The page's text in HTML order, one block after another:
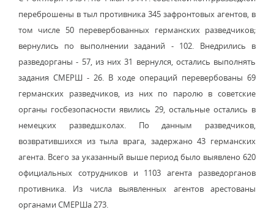
переброшены в тыл противника 345 зафронтовых агентов, в
том числе 50 перевербованных германских разведчиков;
вернулись по выполнении заданий - 102. Внедрились в
разведорганы - 57, из них 31 вернулся, остались выполнять
задания СМЕРШ - 26. В ходе операций перевербованы 69
германских разведчиков, из них по паролю в советские
органы госбезопасности явились 29, остальные остались в
немецких разведшколах. По данным разведчиков,
возвратившихся из тыла врага, задержано 43 германских
агента. Всего за указанный выше период было выявлено 620
официальных сотрудников и 1103 агента разведорганов
противника. Из числа выявленных агентов арестованы
органами СМЕРШа 273.